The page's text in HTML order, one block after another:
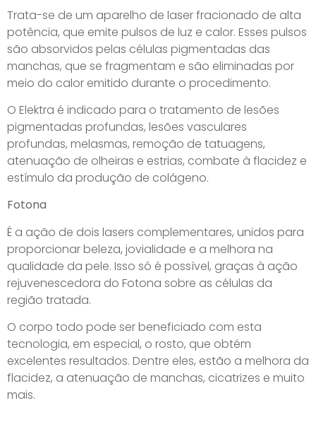
Trata-se de um aparelho de laser fracionado de alta
potência, que emite pulsos de luz e calor. Esses pulsos
são absorvidos pelas células pigmentadas das
manchas, que se fragmentam e são eliminadas por
meio do calor emitido durante o procedimento.
O Elektra é indicado para o tratamento de lesões
pigmentadas profundas, lesões vasculares
profundas, melasmas, remoção de tatuagens,
atenuação de olheiras e estrias, combate à flacidez e
estímulo da produção de colágeno.
Fotona
É a ação de dois lasers complementares, unidos para
proporcionar beleza, jovialidade e a melhora na
qualidade da pele. Isso só é possível, graças à ação
rejuvenescedora do Fotona sobre as células da
região tratada.
O corpo todo pode ser beneficiado com esta
tecnologia, em especial, o rosto, que obtém
excelentes resultados. Dentre eles, estão a melhora da
flacidez, a atenuação de manchas, cicatrizes e muito
mais.